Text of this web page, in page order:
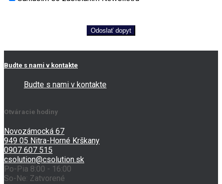
Odoslať dopyt
Budte s nami v kontakte
Budte s nami v kontakte
Otváracie hodiny
Novozámocká 67
949 05 Nitra-Horné Krškany
0907 607 515
csolution@csolution.sk
Po-Pia 8:00 - 16:00
So-Ne: Zatvorené